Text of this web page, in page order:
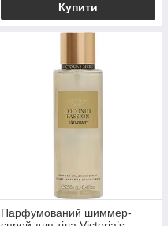
Купити
Парфумований шиммер-